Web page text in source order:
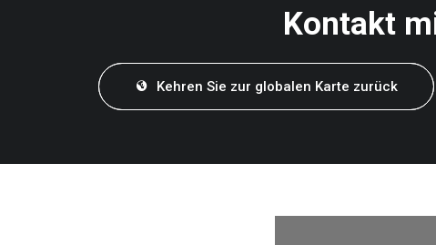
Kontakt
Kehren Sie zur globalen Karte zurück